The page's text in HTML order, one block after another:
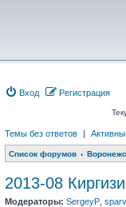
Вход Регистрация
Темы без ответов |
Список форумов
2013-08
Модераторы: SergeyP